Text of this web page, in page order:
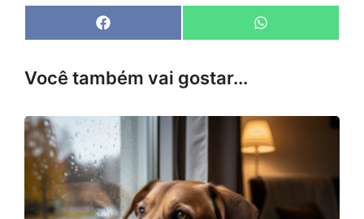
Share
on
F
a
e
b
k
Share
on
W
h
p
Você também vai gostar...